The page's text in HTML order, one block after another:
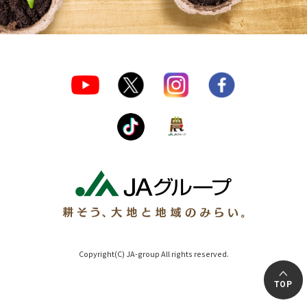
Copyright(C) JA-group All rights reserved.
TOP